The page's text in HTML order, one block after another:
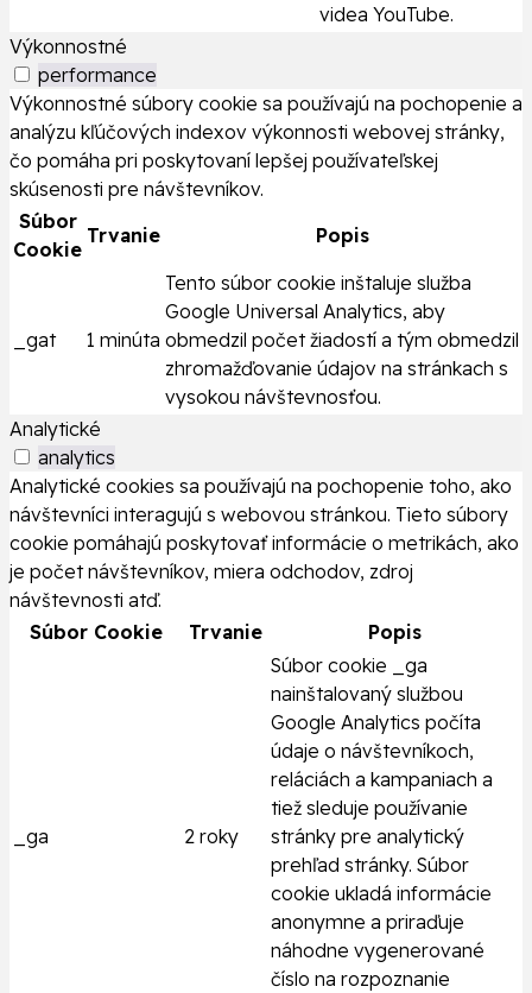
videa YouTube.
Výkonnostné
performance
Výkonnostné súbory cookie sa používajú na pochopenie a
analýzu kľúčových indexov výkonnosti webovej stránky,
čo pomáha pri poskytovaní lepšej používateľskej
skúsenosti pre návštevníkov.
Súbor
Cookie
Trvanie Popis
_gat 1 minúta
Tento súbor cookie inštaluje služba
Google Universal Analytics, aby
obmedzil počet žiadostí a tým obmedzil
zhromažďovanie údajov na stránkach s
vysokou návštevnosťou.
Analytické
analytics
Analytické cookies sa používajú na pochopenie toho, ako
návštevníci interagujú s webovou stránkou. Tieto súbory
cookie pomáhajú poskytovať informácie o metrikách, ako
je počet návštevníkov, miera odchodov, zdroj
návštevnosti atď.
Súbor Cookie
Trvanie Popis
_ga 2 roky
Súbor cookie _ga
nainštalovaný službou
Google Analytics počíta
údaje o návštevníkoch,
reláciách a kampaniach a
tiež sleduje používanie
stránky pre analytický
prehľad stránky. Súbor
cookie ukladá informácie
anonymne a priraďuje
náhodne vygenerované
číslo na rozpoznanie